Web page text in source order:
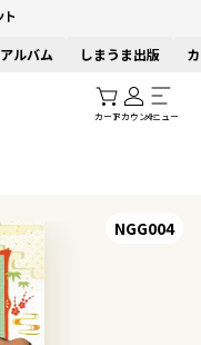
アルバム しまうま出版
カートアカウントメニュー
NGG004